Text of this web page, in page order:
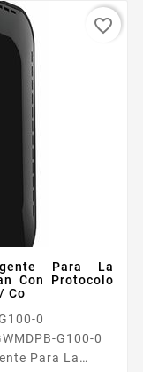
Para La
Con Protocolo
Co
0
G100-0
favorite_border